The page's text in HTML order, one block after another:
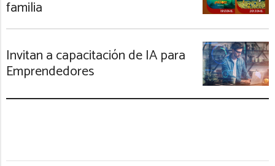
familia
Invitan a capacitación de IA para
Emprendedores